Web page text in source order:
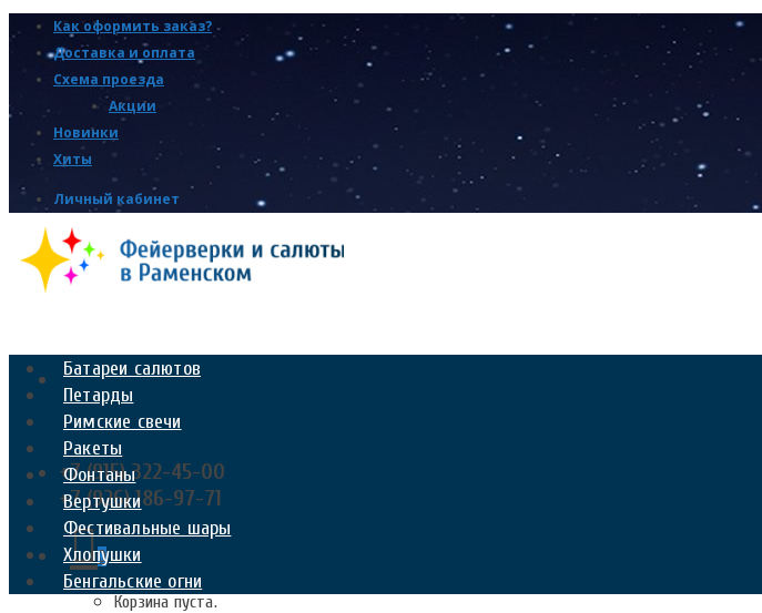
Как оформить заказ?
Доставка и оплата
Схема проезда
Акции
Новинки
Хиты
Личный кабинет
+7 (915) 322-45-00
+7 (926) 186-97-71
0
Корзина пуста.
Батареи салютов
Петарды
Римские свечи
Ракеты
Фонтаны
Вертушки
Фестивальные шары
Хлопушки
Бенгальские огни